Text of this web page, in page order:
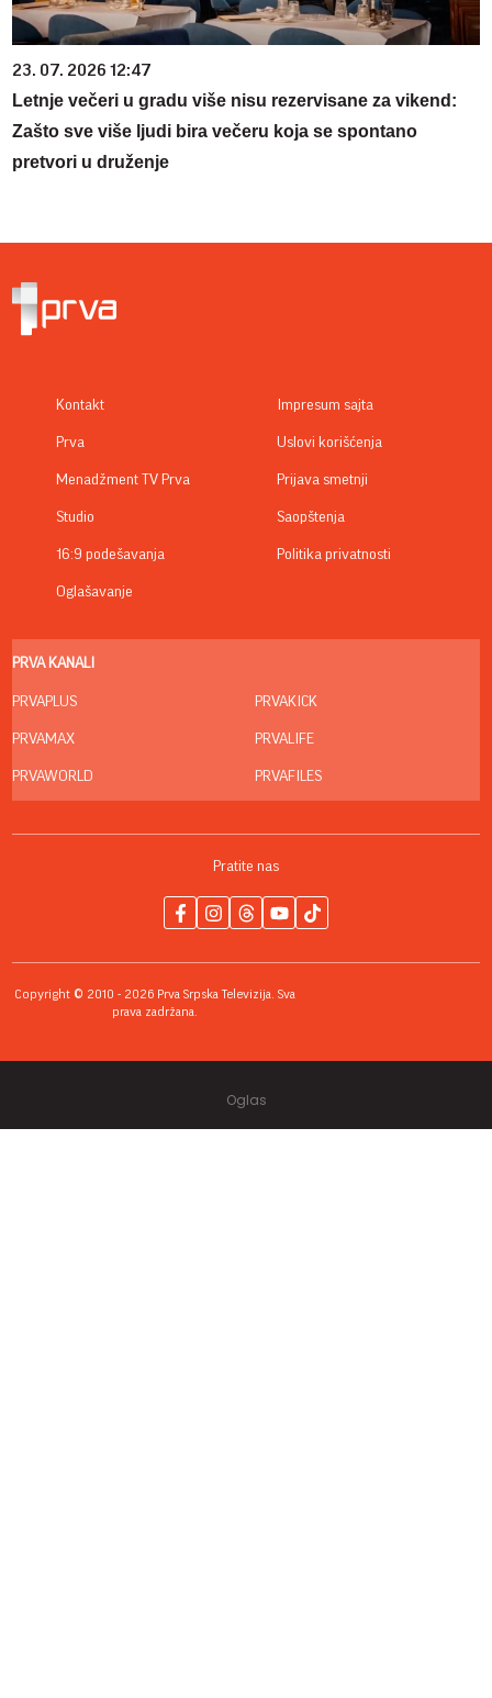
23. 07. 2026 12:47
Letnje večeri u gradu više nisu rezervisane za vikend:
Zašto sve više ljudi bira večeru koja se spontano
pretvori u druženje
Kontakt
Prva
Menadžment TV Prva
Studio
16:9 podešavanja
Oglašavanje
Impresum sajta
Uslovi korišćenja
Prijava smetnji
Saopštenja
Politika privatnosti
PRVA KANALI
PRVAPLUS
PRVAMAX
PRVAWORLD
PRVAKICK
PRVALIFE
PRVAFILES
Pratite nas
Copyright © 2010 - 2026 Prva Srpska Televizija. Sva
prava zadržana.